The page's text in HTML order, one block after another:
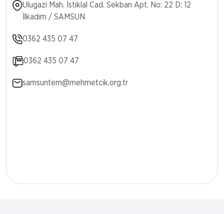
Ulugazi Mah. İstiklal Cad. Sekban Apt. No: 22 D: 12
İlkadım / SAMSUN
0362 435 07 47
0362 435 07 47
samsuntem@mehmetcik.org.tr